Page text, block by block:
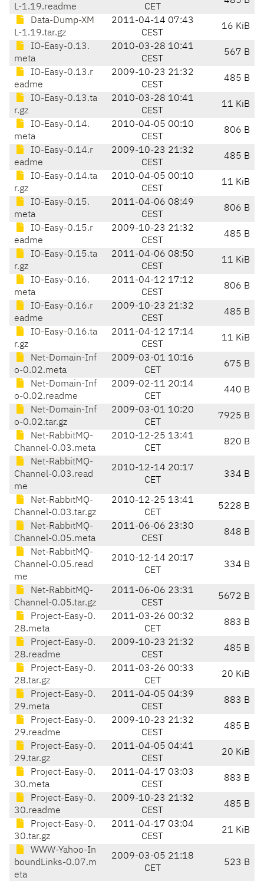
L-1.19.readme CET
Data-Dump-XM
L-1.19.tar.gz
2011-04-14 07:43
CEST
16 KiB
IO-Easy-0.13.
meta
2010-03-28 10:41
CEST
567 B
IO-Easy-0.13.r
eadme
2009-10-23 21:32
CEST
485 B
IO-Easy-0.13.ta
r.gz
2010-03-28 10:41
CEST
11 KiB
IO-Easy-0.14.
meta
2010-04-05 00:10
CEST
806 B
IO-Easy-0.14.r
eadme
2009-10-23 21:32
CEST
485 B
IO-Easy-0.14.ta
r.gz
2010-04-05 00:10
CEST
11 KiB
IO-Easy-0.15.
meta
2011-04-06 08:49
CEST
806 B
IO-Easy-0.15.r
eadme
2009-10-23 21:32
CEST
485 B
IO-Easy-0.15.ta
r.gz
2011-04-06 08:50
CEST
11 KiB
IO-Easy-0.16.
meta
2011-04-12 17:12
CEST
806 B
IO-Easy-0.16.r
eadme
2009-10-23 21:32
CEST
485 B
IO-Easy-0.16.ta
r.gz
2011-04-12 17:14
CEST
11 KiB
Net-Domain-Inf
o-0.02.meta
2009-03-01 10:16
CET
675 B
Net-Domain-Inf
o-0.02.readme
2009-02-11 20:14
CET
440 B
Net-Domain-Inf
o-0.02.tar.gz
2009-03-01 10:20
CET
7925 B
Net-RabbitMQ-
Channel-0.03.meta
2010-12-25 13:41
CET
820 B
Net-RabbitMQ-
Channel-0.03.read
me
2010-12-14 20:17
CET
334 B
Net-RabbitMQ-
Channel-0.03.tar.gz
2010-12-25 13:41
CET
5228 B
Net-RabbitMQ-
Channel-0.05.meta
2011-06-06 23:30
CEST
848 B
Net-RabbitMQ-
Channel-0.05.read
me
2010-12-14 20:17
CET
334 B
Net-RabbitMQ-
Channel-0.05.tar.gz
2011-06-06 23:31
CEST
5672 B
Project-Easy-0.
28.meta
2011-03-26 00:32
CET
883 B
Project-Easy-0.
28.readme
2009-10-23 21:32
CEST
485 B
Project-Easy-0.
28.tar.gz
2011-03-26 00:33
CET
20 KiB
Project-Easy-0.
29.meta
2011-04-05 04:39
CEST
883 B
Project-Easy-0.
29.readme
2009-10-23 21:32
CEST
485 B
Project-Easy-0.
29.tar.gz
2011-04-05 04:41
CEST
20 KiB
Project-Easy-0.
30.meta
2011-04-17 03:03
CEST
883 B
Project-Easy-0.
30.readme
2009-10-23 21:32
CEST
485 B
Project-Easy-0.
30.tar.gz
2011-04-17 03:04
CEST
21 KiB
WWW-Yahoo-In
boundLinks-0.07.m
eta
2009-03-05 21:18
CET
523 B